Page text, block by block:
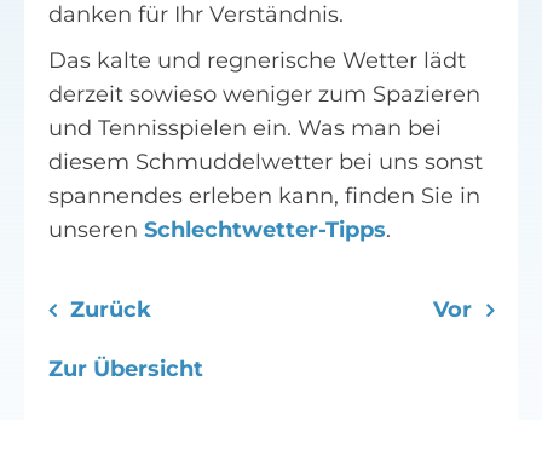
danken für Ihr Verständnis.
Das kalte und regnerische Wetter lädt
derzeit sowieso weniger zum Spazieren
und Tennisspielen ein. Was man bei
diesem Schmuddelwetter bei uns sonst
spannendes erleben kann, finden Sie in
unseren Schlechtwetter-Tipps.
Zurück Vor
Zur Übersicht